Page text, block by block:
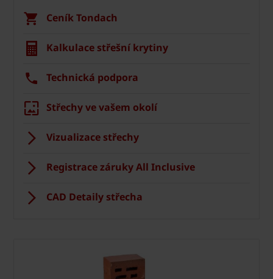
Ceník Tondach
Kalkulace střešní krytiny
Technická podpora
Střechy ve vašem okolí
Vizualizace střechy
Registrace záruky All Inclusive
CAD Detaily střecha